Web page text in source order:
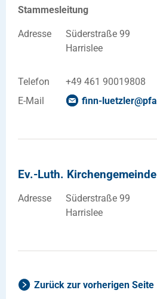
Stammesleitung
Adresse
Süderstraße 99
Harrislee
Telefon
+49 461 90019808
E-Mail
finn-luetzler@
Ev.-Luth.
Adresse
Süderstraße 99
Harrislee
Zurück zur vorherigen Seite